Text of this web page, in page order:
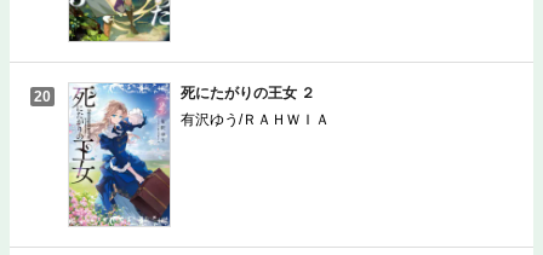
20
死にたがりの王女 ２
有沢ゆう/ＲＡＨＷＩＡ